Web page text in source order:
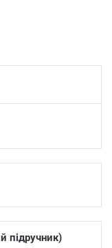
підручник)